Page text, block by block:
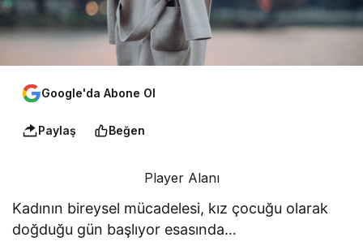
Google'da Abone Ol
Paylaş Beğen
Player Alanı
Kadının bireysel mücadelesi, kız çocuğu olarak
doğduğu gün başlıyor esasında…